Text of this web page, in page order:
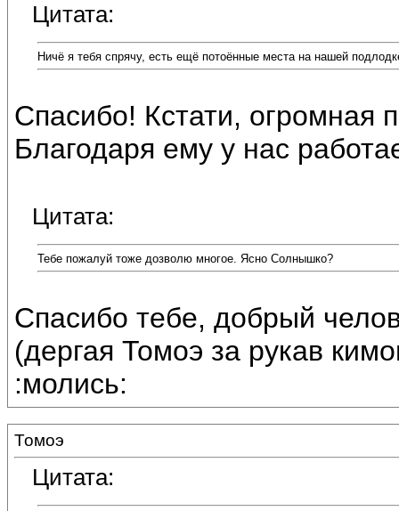
Цитата:
Ничё я тебя спрячу, есть ещё потоённые места на нашей
Спасибо! Кстати, огромная
Благодаря ему у нас
Цитата:
Тебе пожалуй тоже дозволю многое. Ясно Солнышко?
Спасибо тебе, добрый
(дергая Томоэ за рукав
:молись:
Томоэ
Цитата: